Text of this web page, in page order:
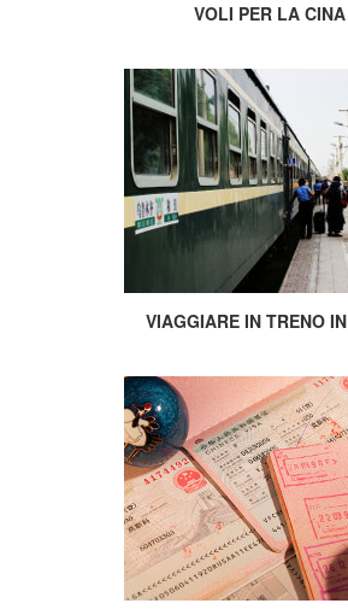
VOLI PER LA CINA
VIAGGIARE IN TRENO